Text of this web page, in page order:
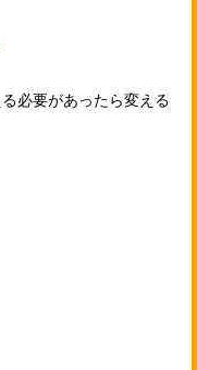
必要があったら変える